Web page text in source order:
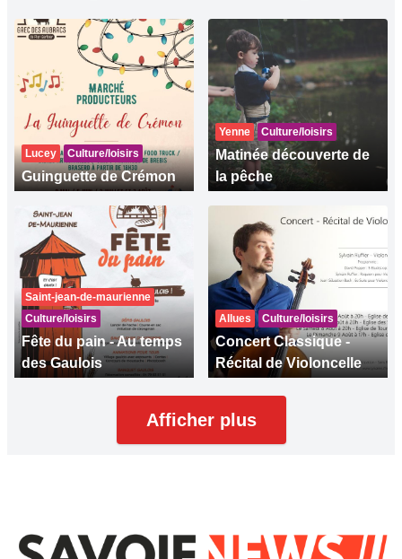
Lucey Culture/loisirs
Guinguette de Crémon
Yenne Culture/loisirs
Matinée découverte de
la pêche
Saint-jean-de-maurienne
Culture/loisirs
Fête du pain - Au temps
des Gaulois
Allues Culture/loisirs
Concert Classique -
Récital de Violoncelle
Afficher plus